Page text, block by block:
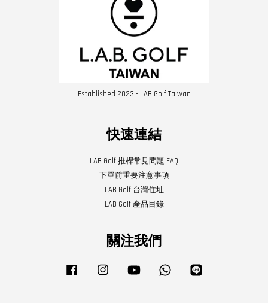
Established 2023 - LAB Golf Taiwan
快速連結
LAB Golf 推桿常見問題 FAQ
下單前重要注意事項
LAB Golf 台灣住址
LAB Golf 產品目錄
關注我們
Facebook Instagram YouTube Whatsapp